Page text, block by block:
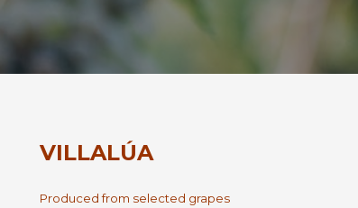
VILLALÚA
Produced from selected grapes